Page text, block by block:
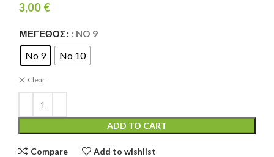
3,00 €
ΜΈΓΕΘΟΣ : NO 9
No 9 No 10
Clear
ADD TO CART
Compare Add to wishlist